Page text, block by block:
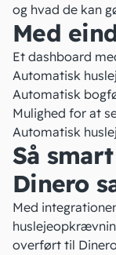
og hvad de kan
Med
Et dashboard
Automatisk
Automatisk
Mulighed for at
Automatisk
Så
Dinero
Med
overført til